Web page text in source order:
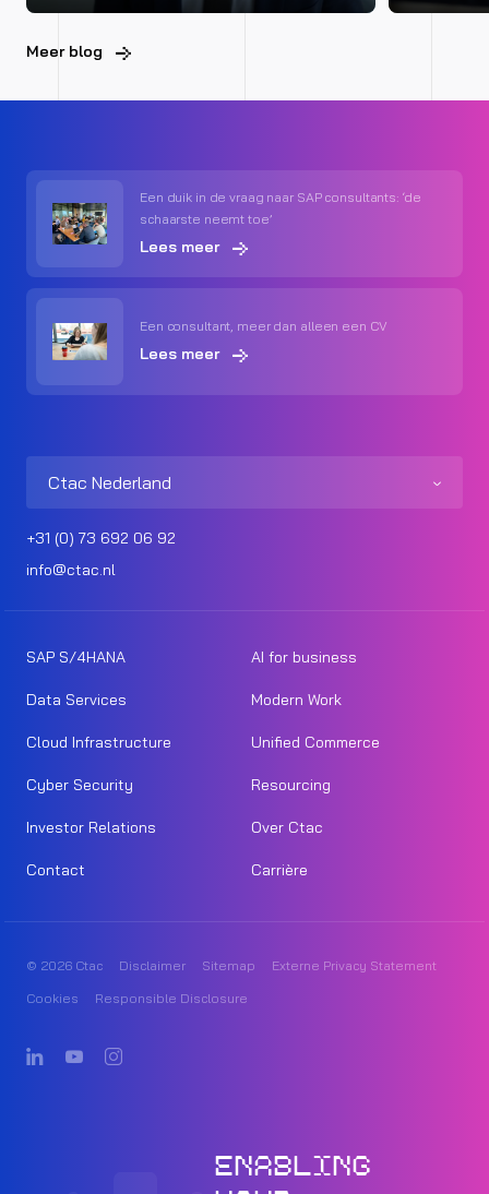
Meer blog
Een duik in de vraag naar SAP consultants: ‘de
schaarste neemt toe’
Lees meer
Een consultant, meer dan alleen een CV
Lees meer
Ctac Nederland
+31 (0) 73 692 06 92
info@ctac.nl
SAP S/4HANA AI for business
Data Services Modern Work
Cloud Infrastructure Unified Commerce
Cyber Security Resourcing
Investor Relations Over Ctac
Contact Carrière
© 2026 Ctac Disclaimer Sitemap
Externe Privacy Statement
Cookies
Responsible Disclosure
ENABLING